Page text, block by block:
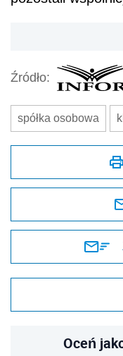
Źródło:
spółka osobowa
Oceń